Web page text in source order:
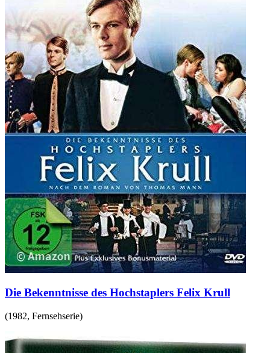
Die Bekenntnisse des Hochstaplers Felix Krull
(1982, Fernsehserie)